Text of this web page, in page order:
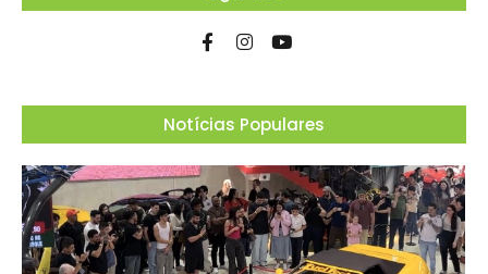
Notícias Populares